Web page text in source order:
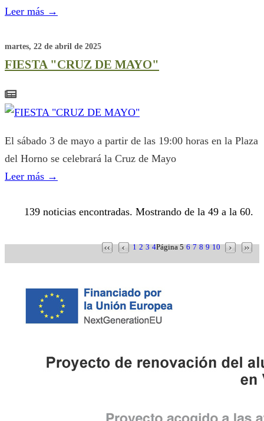
Leer más →
martes, 22 de abril de 2025
FIESTA "CRUZ DE MAYO"
El sábado 3 de mayo a partir de las 19:00 horas en la Plaza
del Horno se celebrará la Cruz de Mayo
Leer más →
139 noticias encontradas. Mostrando de la 49 a la 60.
1 2 3 4Página 5 6 7 8 9 10